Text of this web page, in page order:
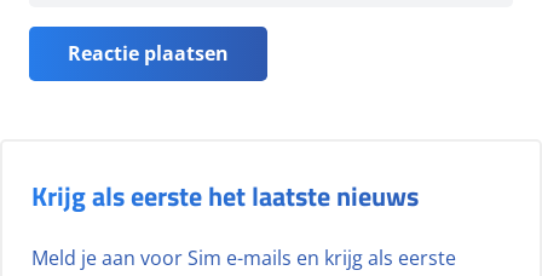
Reactie plaatsen
Krijg als eerste het laatste nieuws
Meld je aan voor Sim e-mails en krijg als eerste